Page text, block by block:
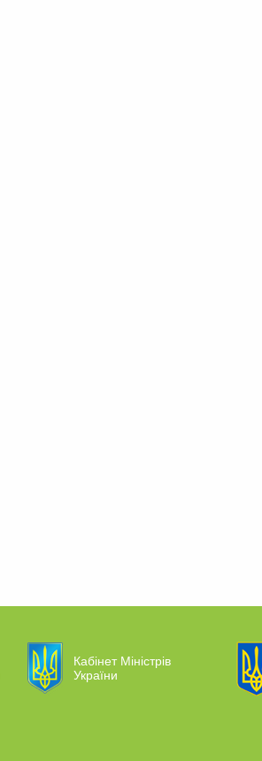
Кабінет Міністрів
України